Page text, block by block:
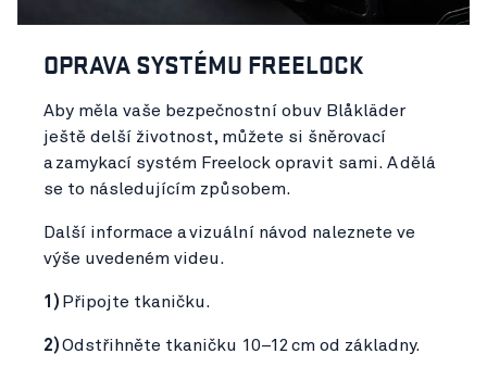
OPRAVA SYSTÉMU FREELOCK
Aby měla vaše bezpečnostní obuv Blåkläder
ještě delší životnost, můžete si šněrovací
a zamykací systém Freelock opravit sami. A dělá
se to následujícím způsobem.
Další informace a vizuální návod naleznete ve
výše uvedeném videu.
1) Připojte tkaničku.
2)Odstřihněte tkaničku 10–12 cm od základny.